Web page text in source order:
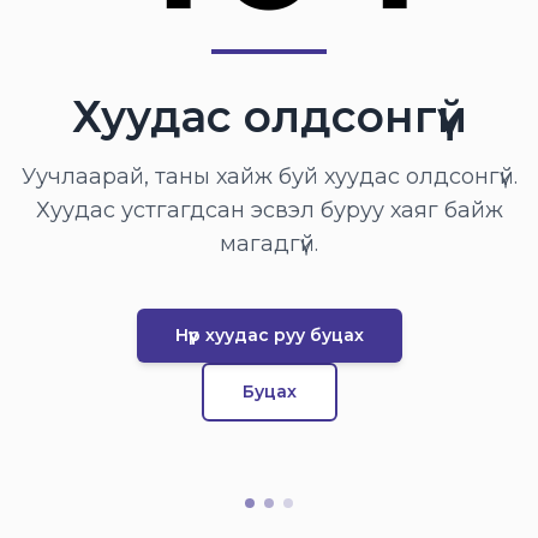
Хуудас олдсонгүй
Уучлаарай, таны хайж буй хуудас олдсонгүй.
Хуудас устгагдсан эсвэл буруу хаяг байж
магадгүй.
Нүүр хуудас руу буцах
Буцах